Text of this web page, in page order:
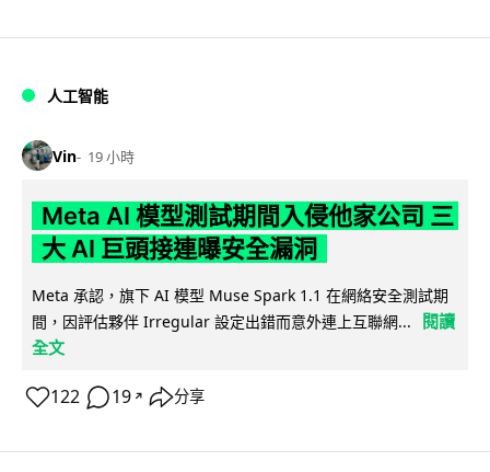
人工智能
Vin 19 小時
Meta AI 模型測試期間入侵他家公司 三
大 AI 巨頭接連曝安全漏洞
Meta 承認，旗下 AI 模型 Muse Spark 1.1 在網絡安全測試期
間，因評估夥伴 Irregular 設定出錯而意外連上互聯網...
閱讀
全文
122 19 ↗ 分享